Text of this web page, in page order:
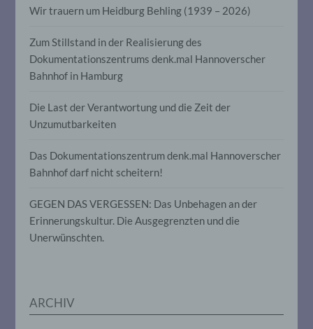
Wir trauern um Heidburg Behling (1939 – 2026)
Zum Stillstand in der Realisierung des
Dokumentationszentrums denk.mal Hannoverscher
Bahnhof in Hamburg
Die Last der Verantwortung und die Zeit der
Unzumutbarkeiten
Das Dokumentationszentrum denk.mal Hannoverscher
Bahnhof darf nicht scheitern!
GEGEN DAS VERGESSEN: Das Unbehagen an der
Erinnerungskultur. Die Ausgegrenzten und die
Unerwünschten.
ARCHIV
d) Einschränkung der Verarbeitung
Einschränkung der Verarbeitung ist die
Markierung gespeicherter
personenbezogener Daten mit dem Ziel,
ihre künftige Verarbeitung einzuschränken.
e) Profiling
Profiling ist jede Art der automatisierten
Verarbeitung personenbezogener Daten,
die darin besteht, dass diese
werden, um bestimmte persönliche
Aspekte, die sich auf eine natürliche
Person beziehen, zu bewerten,
insbesondere, um Aspekte bezüglich
natürlichen Person zu analysieren oder
vorherzusagen.